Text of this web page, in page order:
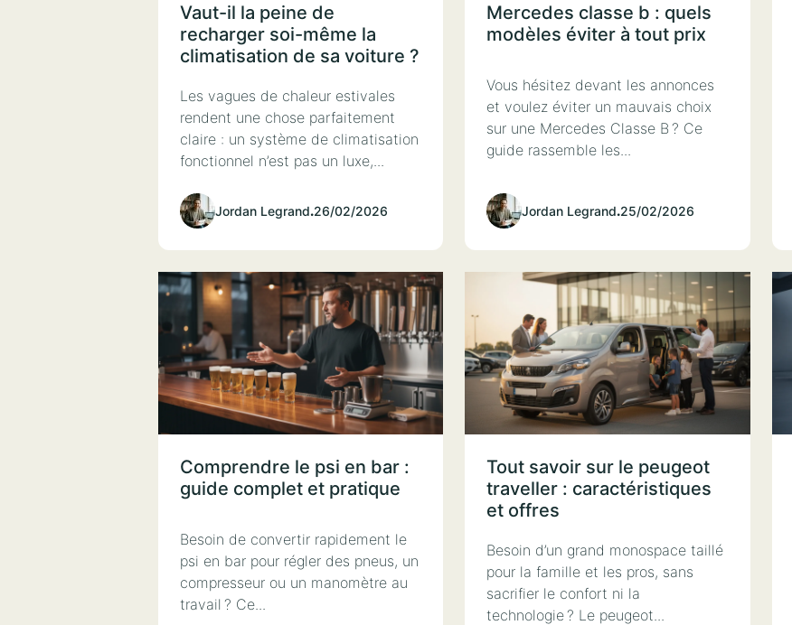
Vaut-il la peine de
recharger soi-même la
climatisation de sa voiture ?
Les vagues de chaleur estivales
rendent une chose parfaitement
claire : un système de climatisation
fonctionnel n’est pas un luxe,...
Jordan Legrand.26/02/2026
Mercedes classe b : quels
modèles éviter à tout prix
Vous hésitez devant les annonces
et voulez éviter un mauvais choix
sur une Mercedes Classe B ? Ce
guide rassemble les...
Jordan Legrand.25/02/2026
Comprendre le psi en bar :
guide complet et pratique
Besoin de convertir rapidement le
psi en bar pour régler des pneus, un
compresseur ou un manomètre au
travail ? Ce...
Tout savoir sur le peugeot
traveller : caractéristiques
et offres
Besoin d’un grand monospace taillé
pour la famille et les pros, sans
sacrifier le confort ni la
technologie ? Le peugeot...